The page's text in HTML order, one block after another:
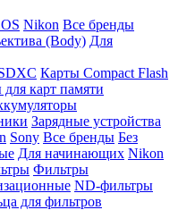
Nikon Все бренды
(Body) Для
Карты Compact Flash
карт памяти
Зарядные устройства
Sony Все бренды Без
Для начинающих Nikon
Фильтры
ND-фильтры
для фильтров